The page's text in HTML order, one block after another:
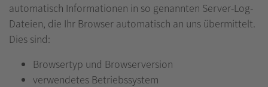
automatisch Informationen in so genannten Server-Log-
Dateien, die Ihr Browser automatisch an uns übermittelt.
Dies sind:
Browsertyp und Browserversion
verwendetes Betriebssystem